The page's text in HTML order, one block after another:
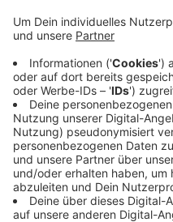
seiner rohen Form zu hören
auf einem fertigen Album.
Erst vor wenigen Wochen
AlbumHello, You Bastars:
am 05. Oktober 2018 im
Hydrograd aufgenommen
Taylor dem australischen
mit Tourstart begonnen hat,